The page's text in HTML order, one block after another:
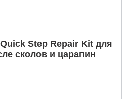
Step Repair Kit для
сколов и царапин